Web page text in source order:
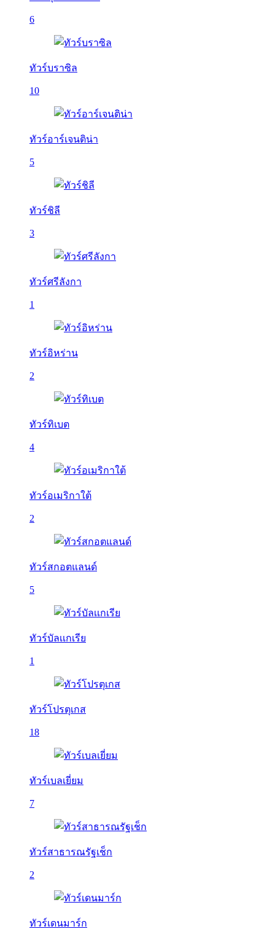
6
ทัวร์บราซิล
10
ทัวร์อาร์เจนติน่า
5
ทัวร์ชิลี
3
ทัวร์ศรีลังกา
1
ทัวร์อิหร่าน
2
ทัวร์ทิเบต
4
ทัวร์อเมริกาใต้
2
ทัวร์สกอตแลนด์
5
ทัวร์บัลเเกเรีย
1
ทัวร์โปรตุเกส
18
ทัวร์เบลเยี่ยม
7
ทัวร์สาธารณรัฐเช็ก
2
ทัวร์เดนมาร์ก